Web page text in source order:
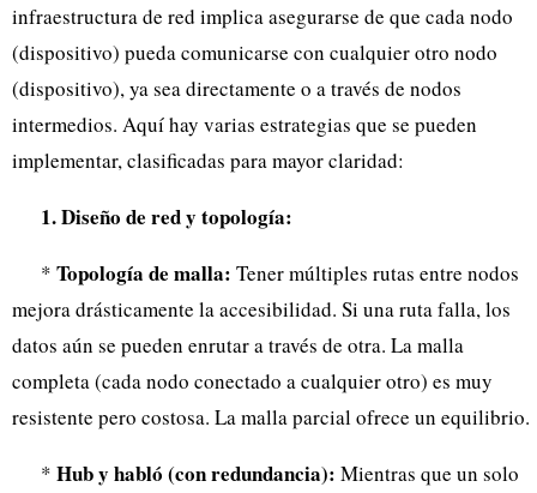
infraestructura de red implica asegurarse de que cada nodo
(dispositivo) pueda comunicarse con cualquier otro nodo
(dispositivo), ya sea directamente o a través de nodos
intermedios. Aquí hay varias estrategias que se pueden
implementar, clasificadas para mayor claridad:
1. Diseño de red y topología:
* Topología de malla: Tener múltiples rutas entre nodos
mejora drásticamente la accesibilidad. Si una ruta falla, los
datos aún se pueden enrutar a través de otra. La malla
completa (cada nodo conectado a cualquier otro) es muy
resistente pero costosa. La malla parcial ofrece un equilibrio.
* Hub y habló (con redundancia): Mientras que un solo